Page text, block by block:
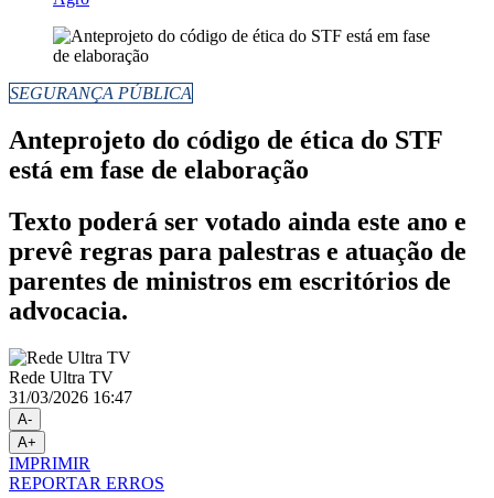
SEGURANÇA PÚBLICA
Anteprojeto do código de ética do STF
está em fase de elaboração
Texto poderá ser votado ainda este ano e
prevê regras para palestras e atuação de
parentes de ministros em escritórios de
advocacia.
Rede Ultra TV
31/03/2026 16:47
A-
A+
IMPRIMIR
REPORTAR ERROS